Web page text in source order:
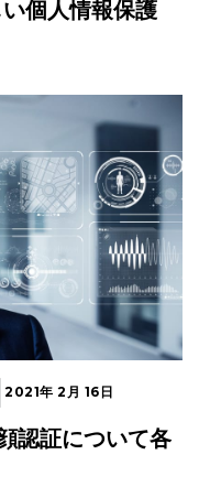
個人情報保護
2021年 2月 16日
認証について各